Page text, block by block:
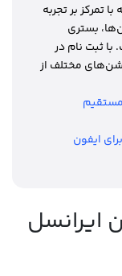
تمرکز بر تجربه
بستری
ثبت نام در
مختلف از
مستقیم
ایفون
ایرانسل